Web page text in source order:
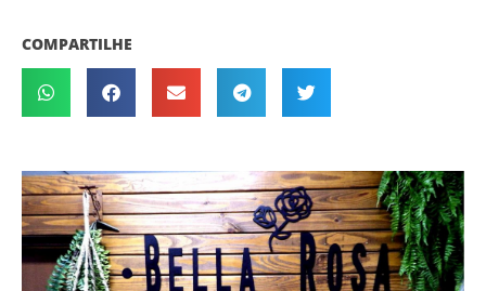
COMPARTILHE